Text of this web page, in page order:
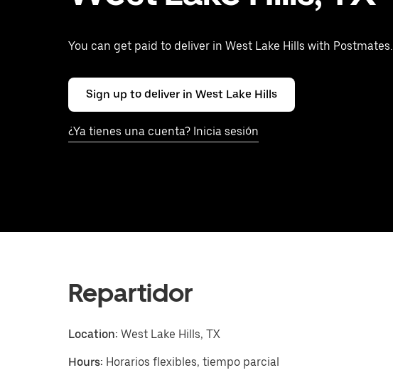
You can get paid to deliver in West Lake Hills with Postmates.
Sign up to deliver in West Lake Hills
¿Ya tienes una cuenta? Inicia sesión
Repartidor
Location: West Lake Hills, TX
Hours: Horarios flexibles, tiempo parcial